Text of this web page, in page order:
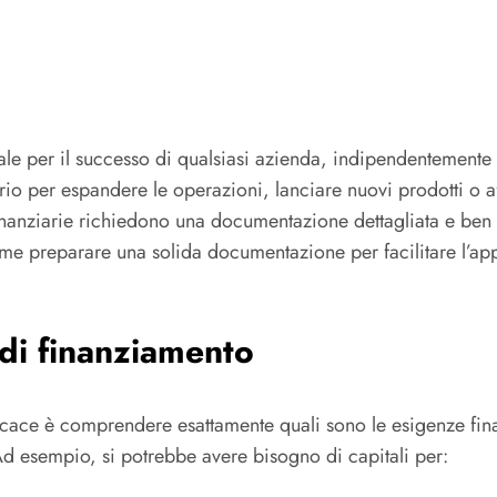
per il successo di qualsiasi azienda,
per espandere le operazioni, lanciare nuovi prodotti o
richiedono una documentazione dettagliata e
preparare una solida documentazione per facilitare
finanziamento
è comprendere esattamente quali sono le esigenze
esempio, si potrebbe avere bisogno di capitali per: